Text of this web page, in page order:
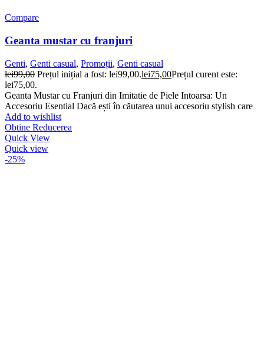
Compare
Geanta mustar cu franjuri
Genti, Genti casual, Promoții, Genti casual
lei99,00 Prețul inițial a fost: lei99,00.lei75,00Prețul curent este:
lei75,00.
Geanta Mustar cu Franjuri din Imitatie de Piele Intoarsa: Un
Accesoriu Esential Dacă ești în căutarea unui accesoriu stylish care
Add to wishlist
Obtine Reducerea
Quick View
Quick view
-25%